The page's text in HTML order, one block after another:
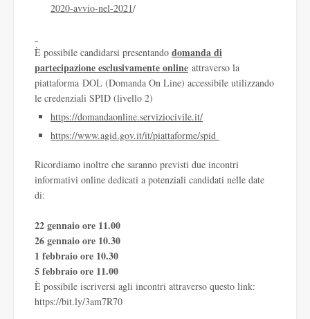
2020-avvio-nel-2021/
È possibile candidarsi presentando domanda di
partecipazione esclusivamente online attraverso la
piattaforma DOL (Domanda On Line) accessibile utilizzando
le credenziali SPID (livello 2)
https://domandaonline.serviziocivile.it/
https://www.agid.gov.it/it/piattaforme/spid
Ricordiamo inoltre che saranno previsti due incontri
informativi online dedicati a potenziali candidati nelle date
di:
22 gennaio ore 11.00
26 gennaio ore 10.30
1 febbraio ore 10.30
5 febbraio ore 11.00
È possibile iscriversi agli incontri attraverso questo link:
https://bit.ly/3am7R70